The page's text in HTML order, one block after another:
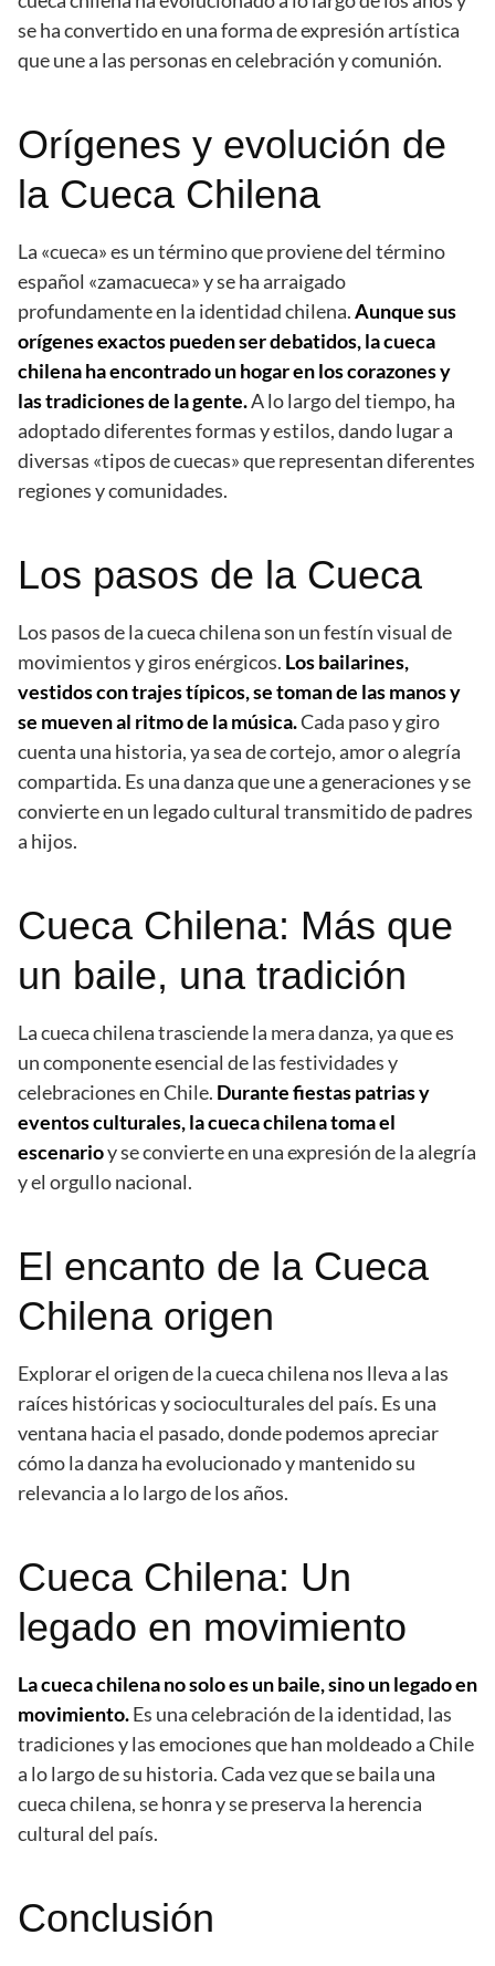
se ha convertido en una forma de expresión artística
que une a las personas en celebración y comunión.
Orígenes y evolución de
la Cueca Chilena
La «cueca» es un término que proviene del término
español «zamacueca» y se ha arraigado
profundamente en la identidad chilena.Aunque sus
orígenes exactos pueden ser debatidos, la cueca
chilena ha encontrado un hogar en los corazones y
las tradiciones de la gente.A lo largo del tiempo, ha
adoptado diferentes formas y estilos, dando lugar a
diversas «tipos de cuecas» que representan diferentes
regiones y comunidades.
Los pasos de la Cueca
Los pasos de la cueca chilena son un festín visual de
movimientos y giros enérgicos. Los bailarines,
vestidos con trajes típicos, se toman de las manos y
se mueven al ritmo de la música.Cada paso y giro
cuenta una historia, ya sea de cortejo, amor o alegría
compartida. Es una danza que une a generaciones y se
convierte en un legado cultural transmitido de padres
a hijos.
Cueca Chilena: Más que
un baile, una tradición
La cueca chilena trasciende la mera danza, ya que es
un componente esencial de las festividades y
celebraciones en Chile. Durante fiestas patrias y
eventos culturales, la cueca chilena toma el
escenarioy se convierte en una expresión de la alegría
y el orgullo nacional.
El encanto de la Cueca
Chilena origen
Explorar el origen de la cueca chilena nos lleva a las
raíces históricas y socioculturales del país. Es una
ventana hacia el pasado, donde podemos apreciar
cómo la danza ha evolucionado y mantenido su
relevancia a lo largo de los años.
Cueca Chilena: Un
legado en movimiento
La cueca chilena no solo es un baile, sino un legado en
movimiento.Es una celebración de la identidad, las
tradiciones y las emociones que han moldeado a Chile
a lo largo de su historia. Cada vez que se baila una
cueca chilena, se honra y se preserva la herencia
cultural del país.
Conclusión